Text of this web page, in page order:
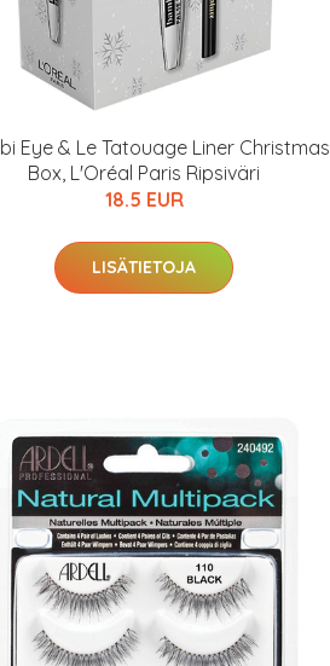
Eye & Le Tatouage Liner Christmas
Box, L'Oréal Paris Ripsiväri
18.5 EUR
LISÄTIETOJA